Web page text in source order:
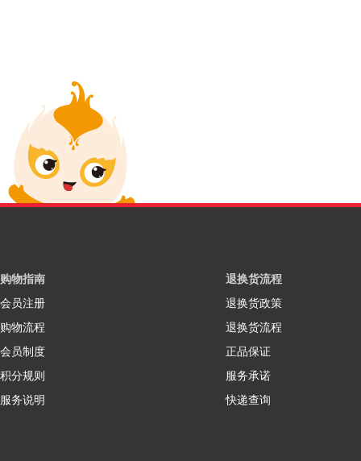
购物指南
会员注册
购物流程
会员制度
积分规则
服务说明
退换货流程
退换货政策
退换货流程
正品保证
服务承诺
快递查询